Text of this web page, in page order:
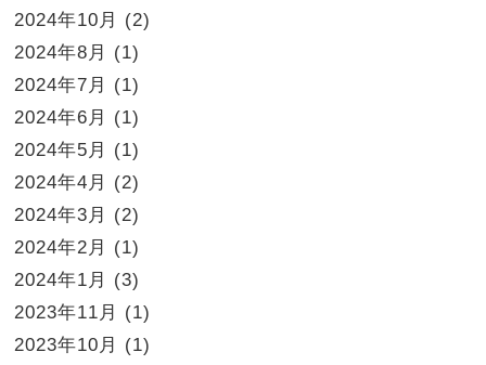
2024年10月
(2)
2024年8月
(1)
2024年7月
(1)
2024年6月
(1)
2024年5月
(1)
2024年4月
(2)
2024年3月
(2)
2024年2月
(1)
2024年1月
(3)
2023年11月
(1)
2023年10月
(1)